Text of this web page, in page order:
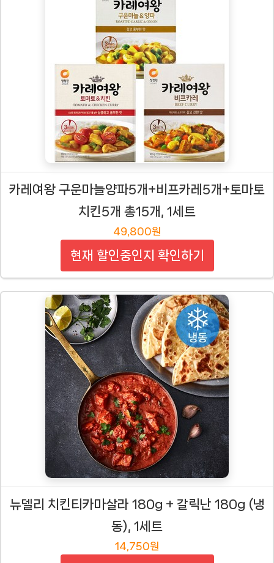
카레여왕 구운마늘양파5개+비프카레5개+토마토
치킨5개 총15개, 1세트
49,800원
현재 할인중인지 확인하기
뉴델리 치킨티카마살라 180g + 갈릭난 180g (냉
동), 1세트
14,750원